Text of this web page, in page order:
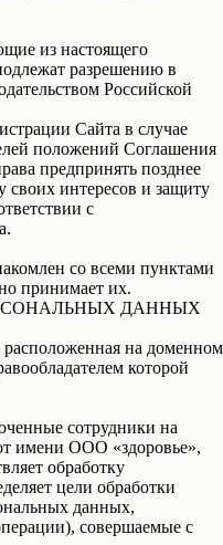
из настоящего
разрешению в
Российской
Сайта в случае
положений Соглашения
предпринять позднее
своих интересов и защиту
с
со всеми пунктами
принимает их.
ДАННЫХ
расположенная на доменном
которой
сотрудники на
имени ООО «здоровье»,
обработку
цели обработки
данных,
совершаемые с